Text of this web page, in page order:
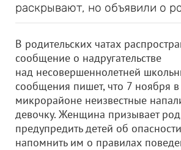
раскрывают, но объявили о
В родительских чатах
сообщение о надругательстве
над несовершеннолетней
сообщения пишет, что 7 ноября
микрорайоне неизвестные
девочку. Женщина призывает
предупредить детей об
напомнить им о правилах